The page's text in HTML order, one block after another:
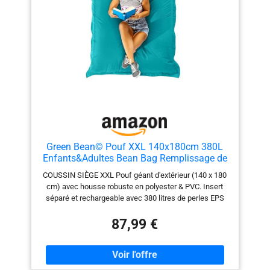
QUALITÉ : Nos poufs sont soigneusement rembourrés
à la main dans notre atelier. Leur rembourrage en
mousse de polyuréthane assure un soutien uniforme,
un confort optimal et une très bonne durabilité. ✅
SATISFAIT OU REMBOURSÉ : Nous sommes confiants
que vous adorerez notre gros coussin extérieur
imperméable. Si ce n'est pas le cas, vous bénéficiez
Green Bean© Pouf XXL 140x180cm 380L
Enfants&Adultes Bean Bag Remplissage de
Perles EPS Pouf Géant Grand Extérieur
Outdoor Coussin Repos Siège Sol Lavable
Résistant aux Intempéries Lounge
Turquoise
COUSSIN SIÈGE XXL Pouf géant d'extérieur (140 x 180
cm) avec housse robuste en polyester & PVC. Insert
séparé et rechargeable avec 380 litres de perles EPS
Disponible dans une multitude de couleurs tendance.
GÉANT & CONFORTABLE Le pouf XXL extra large invite
à s'asseoir confortablement ou à s'allonger de manière
détendue - même à deux. Le remplissage du pouf en
perles EPS s'adapte de manière flexible à ton corps et
87,99 €